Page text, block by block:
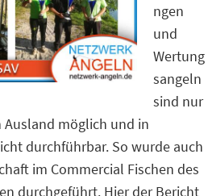
ngen
und
Wertung
sangeln
sind nur
möglich und in
durchführbar. So wurde auch
im Commercial Fischen des
durchgeführt. Hier der Bericht